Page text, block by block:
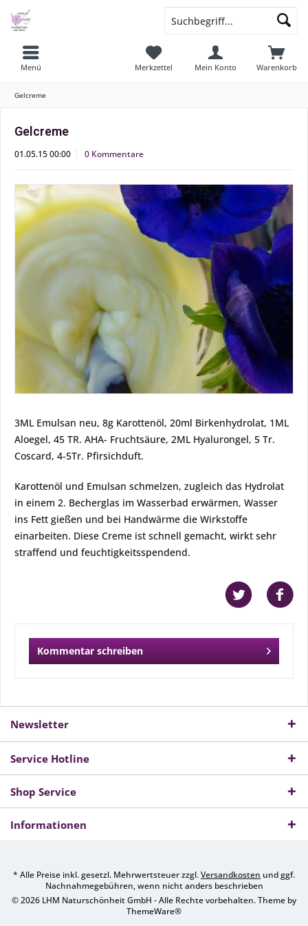
Menü Warenkorb
Merkzettel Mein Konto
Gelcreme
Gelcreme
01.05.15 00:00 0 Kommentare
3ML Emulsan neu, 8g Karottenöl, 20ml Birkenhydrolat, 1ML
Aloegel, 45 TR. AHA- Fruchtsäure, 2ML Hyalurongel, 5 Tr.
Coscard, 4-5Tr. Pfirsichduft.
Karottenöl und Emulsan schmelzen, zugleich das Hydrolat
in einem 2. Becherglas im Wasserbad erwärmen, Wasser
ins Fett gießen und bei Handwärme die Wirkstoffe
einarbeiten. Diese Creme ist schnell gemacht, wirkt sehr
straffend und feuchtigkeitsspendend.
Kommentar schreiben
Newsletter
Service Hotline
Shop Service
Informationen
* Alle Preise inkl. gesetzl. Mehrwertsteuer zzgl.Versandkosten und ggf.
Nachnahmegebühren, wenn nicht anders beschrieben
© 2026 LHM Naturschönheit GmbH - Alle Rechte vorbehalten. Theme by
ThemeWare®